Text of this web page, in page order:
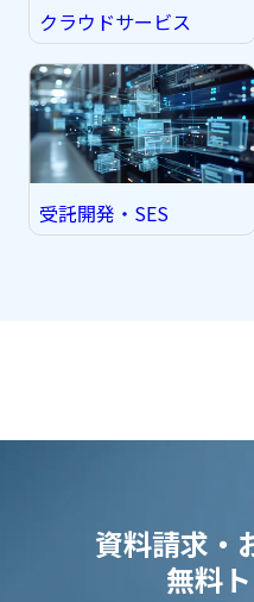
クラウドサービス
受託開発・SES
資料請求・
無料